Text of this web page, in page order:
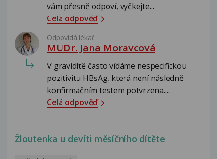
vám přesně odpoví, vyčkejte...
Celá odpověď
Odpovídá lékař:
MUDr. Jana Moravcová
V graviditě často vídáme nespecifickou
pozitivitu HBsAg, která není následně
konfirmačním testem potvrzena....
Celá odpověď
Žloutenka u devíti měsíčního dítěte